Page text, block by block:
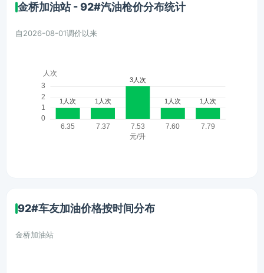
金桥加油站 - 92#汽油枪价分布统计
自2026-08-01调价以来
92#车友加油价格按时间分布
金桥加油站